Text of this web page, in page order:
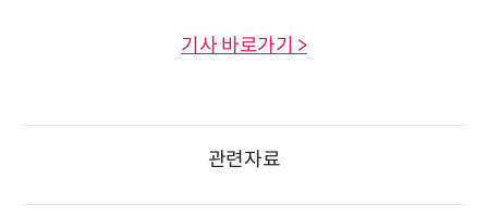
기사 바로가기 >
관련자료